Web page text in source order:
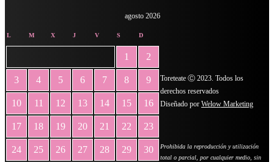
agosto 2026
L M X J V S D
1 2
3 4 5 6 7 8 9
10 11 12 13 14 15 16
17 18 19 20 21 22 23
24 25 26 27 28 29 30
Toreteate Ⓒ 2023. Todos los
derechos reservados
Diseñado por Welow Marketing
Prohibida la reproducción y utilización
total o parcial, por cualquier medio, sin